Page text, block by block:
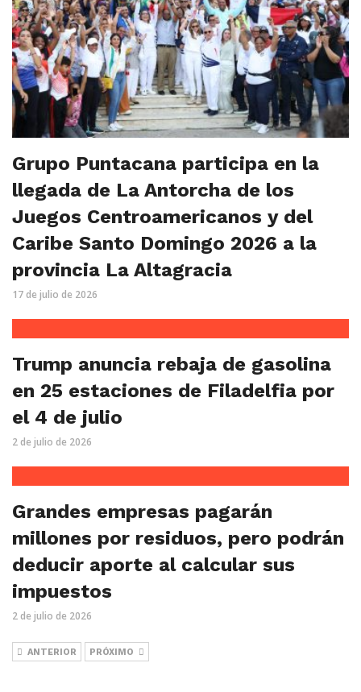
Grupo Puntacana participa en la
llegada de La Antorcha de los
Juegos Centroamericanos y del
Caribe Santo Domingo 2026 a la
provincia La Altagracia
17 de julio de 2026
Trump anuncia rebaja de gasolina
en 25 estaciones de Filadelfia por
el 4 de julio
2 de julio de 2026
Grandes empresas pagarán
millones por residuos, pero podrán
deducir aporte al calcular sus
impuestos
2 de julio de 2026
ANTERIOR PRÓXIMO